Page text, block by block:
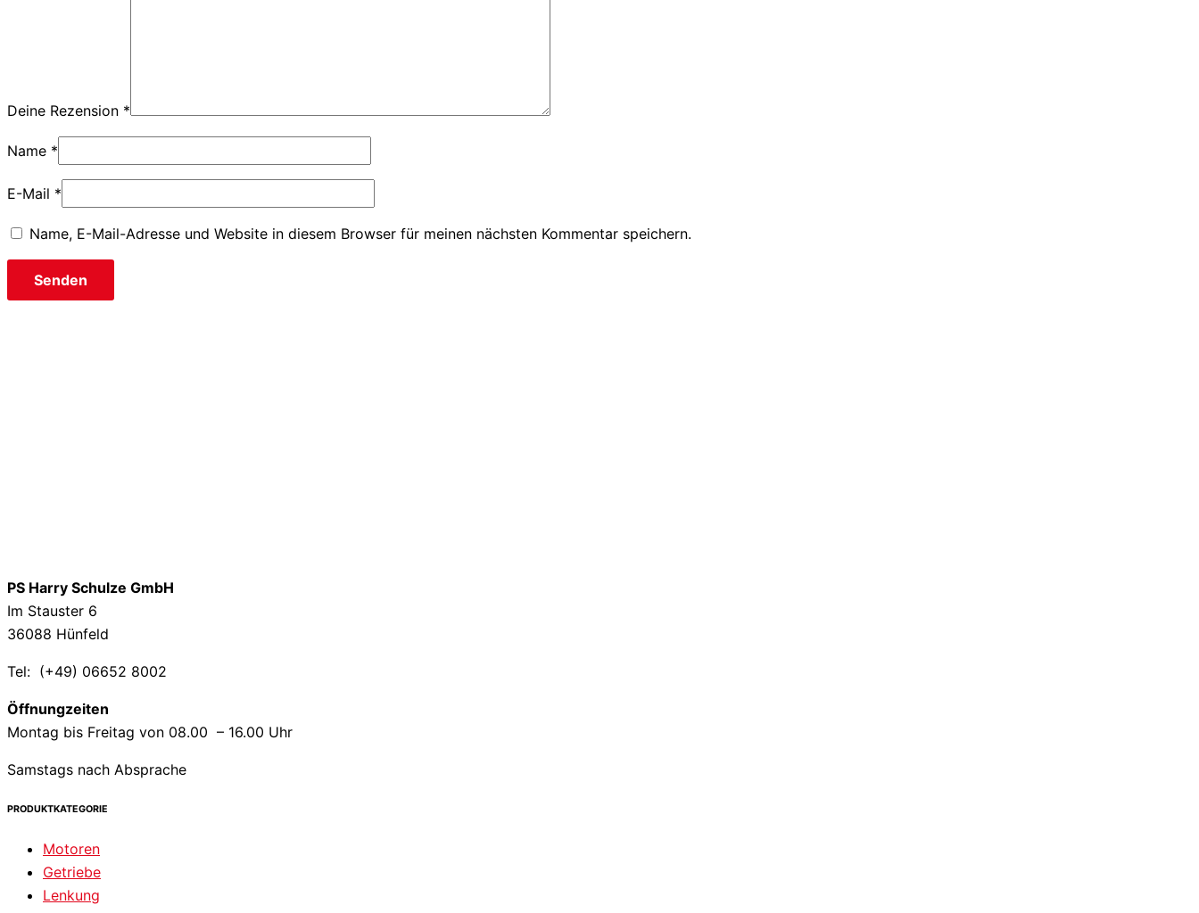
Deine Rezension *
Name *
E-Mail *
Name, E-Mail-Adresse und Website in diesem Browser für meinen nächsten Kommentar speichern.
PS Harry Schulze GmbH
Im Stauster 6
36088 Hünfeld
Tel: (+49) 06652 8002
Öffnungzeiten
Montag bis Freitag von 08.00 – 16.00 Uhr
Samstags nach Absprache
PRODUKTKATEGORIE
Motoren
Getriebe
Lenkung